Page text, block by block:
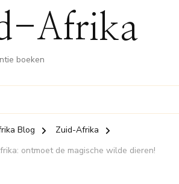
Afrika
boeken
Blog
Zuid-Afrika
ontmoet de magische wilde dieren!